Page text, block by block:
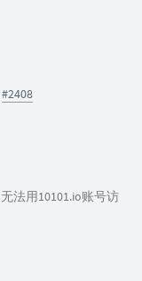
#2408
无法用10101.io账号访